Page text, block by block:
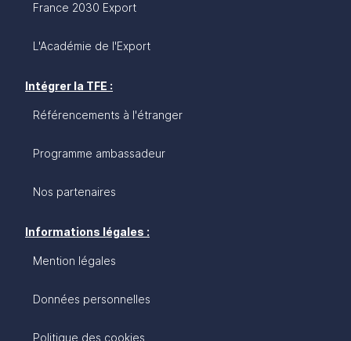
France 2030 Export
L'Académie de l'Export
Intégrer la TFE :
Référencements à l'étranger
Programme ambassadeur
Nos partenaires
Informations légales :
Mention légales
Données personnelles
Politique des cookies